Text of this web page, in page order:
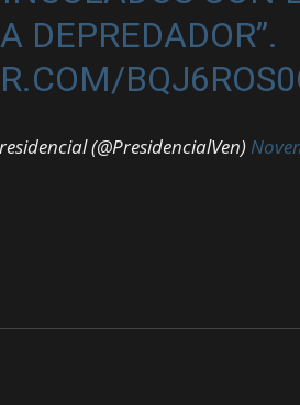
DEPREDADOR”.
(@PresidencialVen)